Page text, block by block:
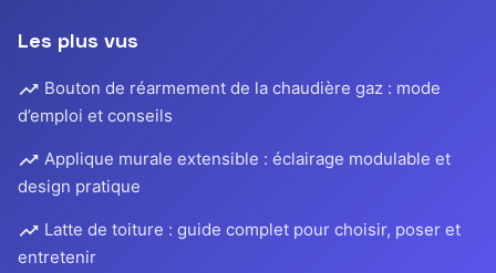
Les plus vus
Bouton de réarmement de la chaudière gaz : mode
d’emploi et conseils
Applique murale extensible : éclairage modulable et
design pratique
Latte de toiture : guide complet pour choisir, poser et
entretenir